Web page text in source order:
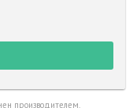
производителем.